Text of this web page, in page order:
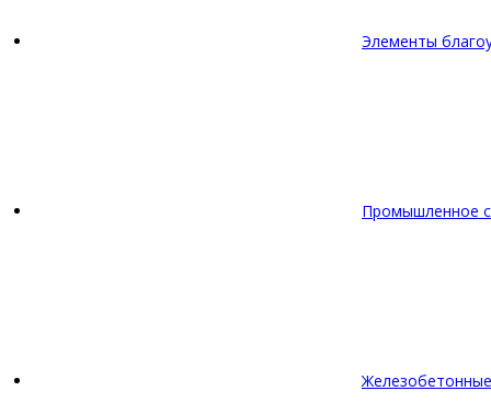
Элементы
Промышленное